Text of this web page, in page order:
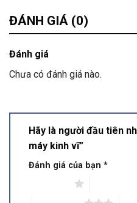
ĐÁNH GIÁ (0)
Đánh giá
Chưa có đánh giá nào.
Hãy là người đầu tiên
máy kinh vĩ”
Đánh giá của bạn *